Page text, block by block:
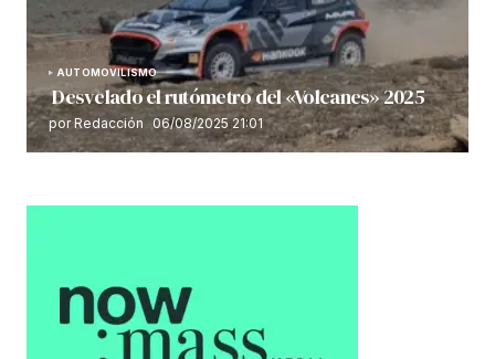
AUTOMOVILISMO
Desvelado el rutómetro del «Volcanes» 2025
por Redacción 06/08/2025 21:01